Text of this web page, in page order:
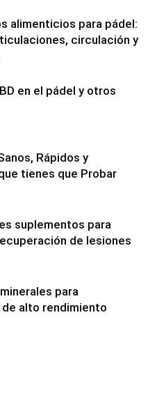
alimenticios para pádel:
circulación y
en el pádel y otros
Rápidos y
tienes que Probar
suplementos para
de lesiones
para
alto rendimiento